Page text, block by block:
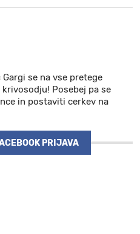
se na vse pretege
Posebej pa se
in postaviti cerkev na
PRIJAVA